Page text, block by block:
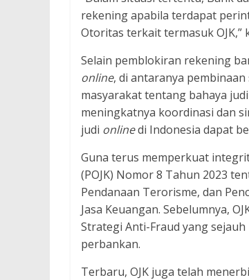
rekening apabila terdapat
Otoritas terkait termasuk OJK,”
Selain pemblokiran rekening
online, di antaranya
masyarakat tentang bahaya judi
meningkatnya koordinasi dan
judi onlinedi Indonesia dapat
Guna terus memperkuat
(POJK) Nomor 8 Tahun 2023
Pendanaan Terorisme, dan
Jasa Keuangan. Sebelumnya,
Strategi Anti-Fraud yang
perbankan.
Terbaru, OJK juga telah